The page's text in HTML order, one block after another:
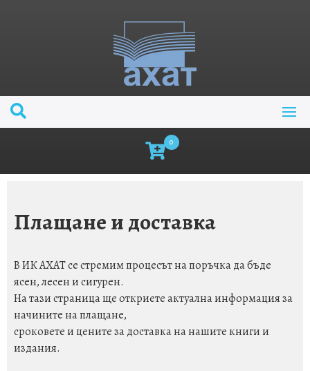
0
Плащане и доставка
В ИК АХАТ се стремим процесът на поръчка да бъде
ясен, лесен и сигурен.
На тази страница ще откриете актуална информация за
начините на плащане,
сроковете и цените за доставка на нашите книги и
издания.